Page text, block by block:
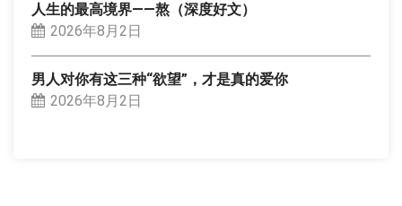
人生的最高境界——熬（深度好文）
2026年8月2日
男人对你有这三种“欲望”，才是真的爱你
2026年8月2日